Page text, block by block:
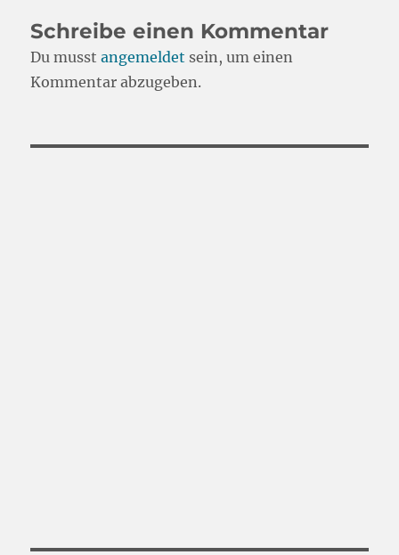
Schreibe einen Kommentar
Du musstangemeldet sein, um einen
Kommentar abzugeben.